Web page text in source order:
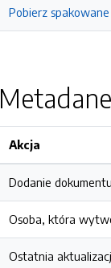
Pobierz spakowane
Akcja
Dodanie
Osoba, która
Ostatnia